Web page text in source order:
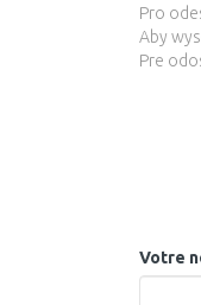
Pro
Aby
Pre
Votre